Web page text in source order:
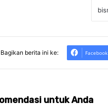
Bagikan berita ini ke: Facebook
untuk Anda